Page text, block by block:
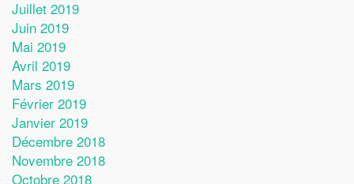
Juillet 2019
Juin 2019
Mai 2019
Avril 2019
Mars 2019
Février 2019
Janvier 2019
Décembre 2018
Novembre 2018
Octobre 2018